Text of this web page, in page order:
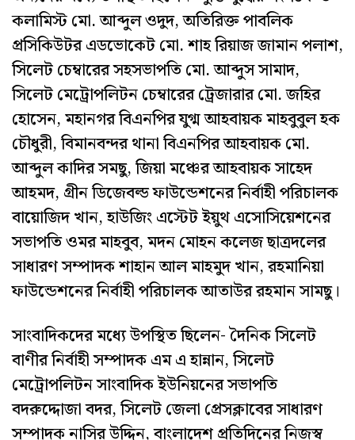
কলামিস্ট মো. আব্দুল ওদুদ, অতিরিক্ত পাবলিক
প্রসিকিউটর এডভোকেট মো. শাহ রিয়াজ জামান পলাশ,
সিলেট চেম্বারের সহসভাপতি মো. আব্দুস সামাদ,
সিলেট মেট্রোপলিটন চেম্বারের ট্রেজারার মো. জহির
হোসেন, মহানগর বিএনপির যুগ্ম আহবায়ক মাহবুবুল হক
চৌধুরী, বিমানবন্দর থানা বিএনপির আহবায়ক মো.
আব্দুল কাদির সমছু, জিয়া মঞ্চের আহবায়ক সাহেদ
আহমদ, গ্রীন ডিজেবল্ড ফাউন্ডেশনের নির্বাহী পরিচালক
বায়োজিদ খান, হাউজিং এস্টেট ইয়ুথ এসোসিয়েশনের
সভাপতি ওমর মাহবুব, মদন মোহন কলেজ ছাত্রদলের
সাধারণ সম্পাদক শাহান আল মাহমুদ খান, রহমানিয়া
ফাউন্ডেশনের নির্বাহী পরিচালক আতাউর রহমান সামছু।
সাংবাদিকদের মধ্যে উপস্থিত ছিলেন- দৈনিক সিলেট
বাণীর নির্বাহী সম্পাদক এম এ হান্নান, সিলেট
মেট্রোপলিটন সাংবাদিক ইউনিয়নের সভাপতি
বদরুদ্দোজা বদর, সিলেট জেলা প্রেসক্লাবের সাধারণ
সম্পাদক নাসির উদ্দিন, বাংলাদেশ প্রতিদিনের নিজস্ব